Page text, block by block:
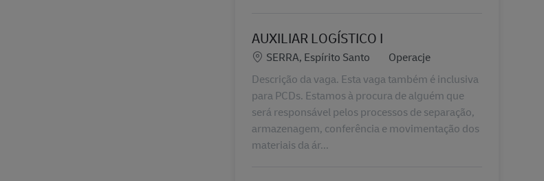
AUXILIAR LOGÍSTICO I
Lokalizacja
SERRA, Espírito Santo Kategoria
Operacje
Descrição da vaga. Esta vaga também é inclusiva
para PCDs. Estamos à procura de alguém que
será responsável pelos processos de separação,
armazenagem, conferência e movimentação dos
materiais da ár...